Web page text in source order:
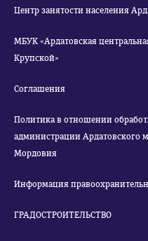
Центр занятости населения
МБУК «Ардатовская
Крупской»
Соглашения
Политика в отношении
администрации Ардатовского
Мордовия
Информация
ГРАДОСТРОИТЕЛЬСТВО